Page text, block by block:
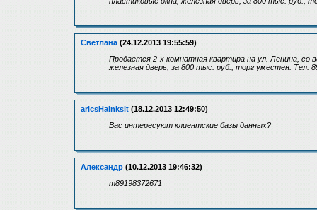
Светлана (24.12.2013 19:55:59)
Продается 2-х комнатная квартира на ул. Ленина, со
железная дверь, за 800 тыс. руб., торг уместен. Тел.
aricsHainksit (18.12.2013 12:49:50)
Вac интеpеcуют клиeнтcкие бaзы данныx?
Александр (10.12.2013 19:46:32)
т89198372671